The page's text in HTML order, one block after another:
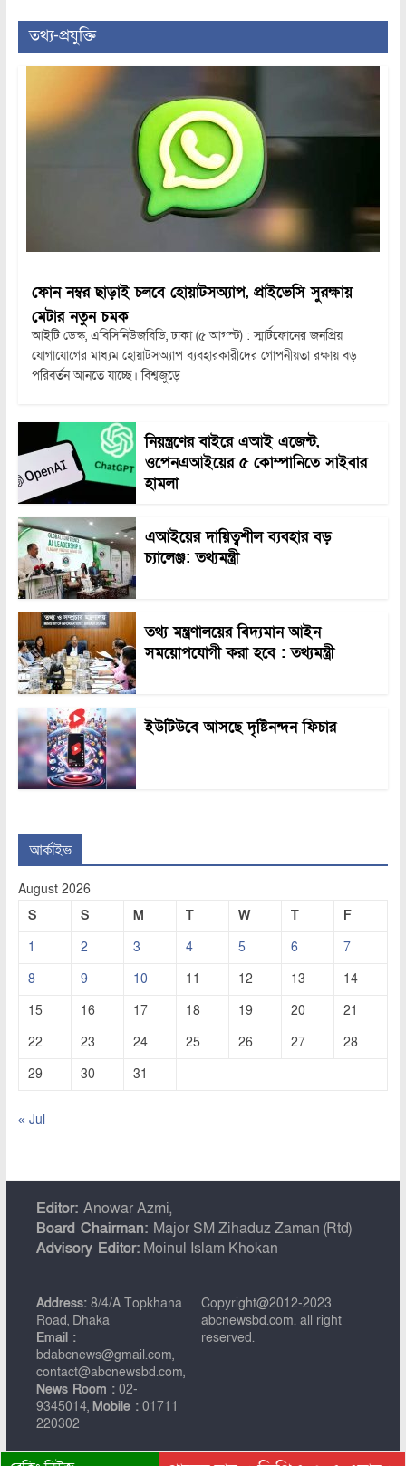
তথ্য-প্রযুক্তি
ফোন নম্বর ছাড়াই চলবে হোয়াটসঅ্যাপ, প্রাইভেসি সুরক্ষায়
মেটার নতুন চমক
আইটি ডেস্ক, এবিসিনিউজবিডি, ঢাকা (৫ আগস্ট) : স্মার্টফোনের জনপ্রিয়
যোগাযোগের মাধ্যম হোয়াটসঅ্যাপ ব্যবহারকারীদের গোপনীয়তা রক্ষায় বড়
পরিবর্তন আনতে যাচ্ছে। বিশ্বজুড়ে
নিয়ন্ত্রণের বাইরে এআই এজেন্ট,
ওপেনএআইয়ের ৫ কোম্পানিতে সাইবার
হামলা
এআইয়ের দায়িত্বশীল ব্যবহার বড়
চ্যালেঞ্জ: তথ্যমন্ত্রী
তথ্য মন্ত্রণালয়ের বিদ্যমান আইন
সময়োপযোগী করা হবে : তথ্যমন্ত্রী
ইউটিউবে আসছে দৃষ্টিনন্দন ফিচার
আর্কাইভ
August 2026
S
S M T W T
F
1
2 3 4 5 6
7
8
9 10 11 12 13
14
15
16 17 18 19 20
21
22
23 24 25 26 27
28
29
30 31
« Jul
Editor: Anowar Azmi,
Board Chairman: Major SM Zihaduz Zaman (Rtd)
Advisory Editor:Moinul Islam Khokan
Address:8/4/A Topkhana
Road, Dhaka
Email :
bdabcnews@gmail.com,
contact@abcnewsbd.com,
News Room :02-
9345014, Mobile :01711
220302
Copyright@2012-2023
abcnewsbd.com. all right
reserved.